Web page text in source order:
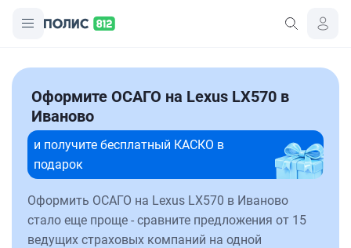
Оформите ОСАГО на Lexus LX570 в
Иваново
и получите бесплатный КАСКО в
подарок
Оформить ОСАГО на Lexus LX570 в Иваново
стало еще проще - сравните предложения от 15
ведущих страховых компаний на одной